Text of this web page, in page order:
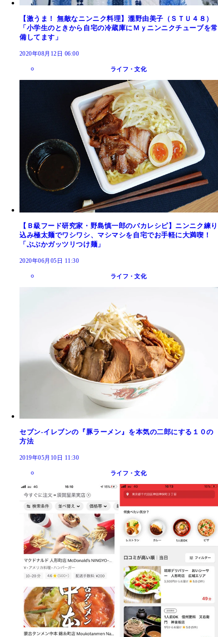
【激うま！ 無敵なニンニク料理】瀧野由美子（ＳＴＵ４８）
「小学生のときから自宅の冷蔵庫にＭｙニンニクチューブを常
備してます」
2020年08月12日 06:00
ライフ・文化
【Ｂ級フード研究家・野島慎一郎のバカレシピ】ニンニク練り
込み極太麺でワシワシ、マシマシを自宅でお手軽に大満喫！
「ぶぶかガッツリつけ麺」
2020年06月05日 11:30
ライフ・文化
セブン‐イレブンの『豚ラーメン』を本気の二郎にする１０の
方法
2019年05月10日 11:30
ライフ・文化